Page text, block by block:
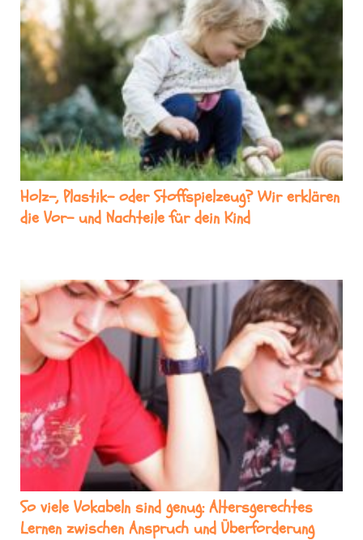
Holz-, Plastik- oder Stoffspielzeug? Wir erklären
die Vor- und Nachteile für dein Kind
So viele Vokabeln sind genug: Altersgerechtes
Lernen zwischen Anspruch und Überforderung